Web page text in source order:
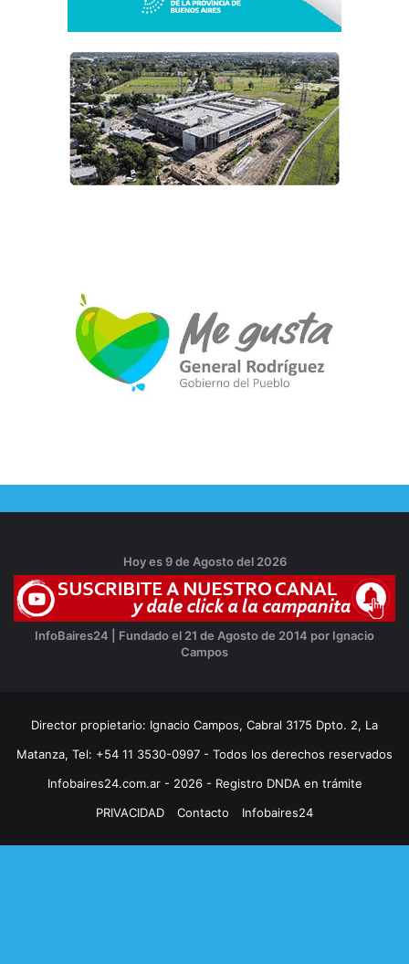
Hoy es 9 de Agosto del 2026
InfoBaires24 | Fundado el 21 de Agosto de 2014 por Ignacio
Campos
Director propietario: Ignacio Campos, Cabral 3175 Dpto. 2, La
Matanza, Tel: +54 11 3530-0997 - Todos los derechos reservados
Infobaires24.com.ar - 2026 - Registro DNDA en trámite
PRIVACIDAD
Contacto Infobaires24